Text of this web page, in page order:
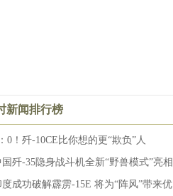
新闻排行榜
0！歼-10CE比你想的更“欺负”人
国歼-35隐身战斗机全新“野兽模式”亮相
度成功破解霹雳-15E 将为“阵风”带来优